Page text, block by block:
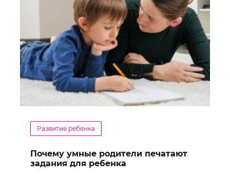
Развитие ребенка
Почему умные родители печатают
задания для ребенка